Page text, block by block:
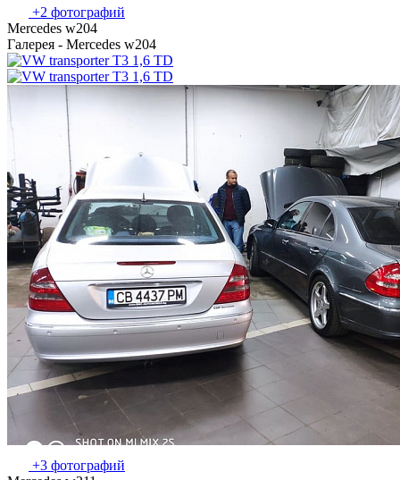
+2 фотографий
Mercedes w204
Галерея - Mercedes w204
+3 фотографий